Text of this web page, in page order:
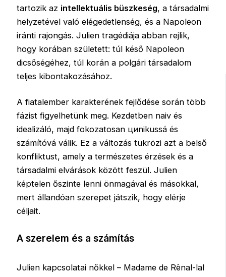
tartozik az intellektuális büszkeség, a társadalmi
helyzetével való elégedetlenség, és a Napoleon
iránti rajongás. Julien tragédiája abban rejlik,
hogy korában született: túl késő Napoleon
dicsőségéhez, túl korán a polgári társadalom
teljes kibontakozásához.
A fiatalember karakterének fejlődése során több
fázist figyelhetünk meg. Kezdetben naiv és
idealizáló, majd fokozatosan циnikussá és
számítóvá válik. Ez a változás tükrözi azt a belső
konfliktust, amely a természetes érzések és a
társadalmi elvárások között feszül. Julien
képtelen őszinte lenni önmagával és másokkal,
mert állandóan szerepet játszik, hogy elérje
céljait.
A szerelem és a számítás
Julien kapcsolatai nőkkel – Madame de Rênal-lal